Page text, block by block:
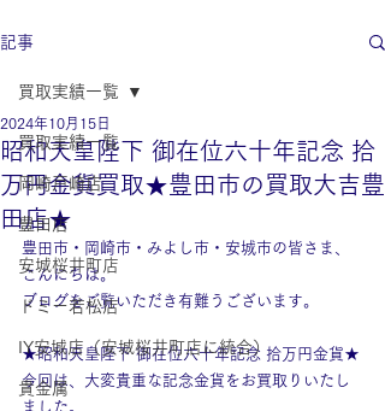
記事
買取実績一覧
岡崎戸崎店
豊田店
安城桜井町店
ドミー若松店
IY安城店（安城桜井町店に統合）
貴金属
買取実績一覧
昭和天皇陛下 御在位六十年記念 拾
万円金貨買取★豊田市の買取大吉豊
田店★
2024年10月15日
豊田市・岡崎市・みよし市・安城市の皆さま、
こんにちは。
ブログをご覧いただき有難うございます。
★昭和天皇陛下 御在位六十年記念 拾万円金貨★
今回は、大変貴重な記念金貨をお買取りいたし
ました。